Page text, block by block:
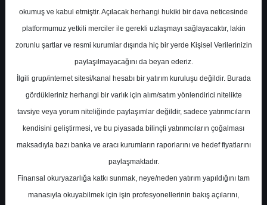
KRVGD - Bilanço Analizi
S.No Dosya Adı İndir
okumuş ve kabul etmiştir. Açılacak herhangi hukiki bir dava neticesinde
platformumuz yetkili merciler ile gerekli uzlaşmayı sağlayacaktır, lakin
zorunlu şartlar ve resmi kurumlar dışında hiç bir yerde Kişisel Verilerinizin
paylaşılmayacağını da beyan ederiz.
İlgili grup/internet sitesi/kanal hesabı bir yatırım kuruluşu değildir. Burada
gördükleriniz herhangi bir varlık için alım/satım yönlendirici nitelikte
tavsiye veya yorum niteliğinde paylaşımlar değildir, sadece yatırımcıların
kendisini geliştirmesi, ve bu piyasada bilinçli yatırımcıların çoğalması
maksadıyla bazı banka ve aracı kurumların raporlarını ve hedef fiyatlarını
paylaşmaktadır.
Finansal okuryazarlığa katkı sunmak, neye/neden yatırım yapıldığını tam
manasıyla okuyabilmek için işin profesyonellerinin bakış açılarını,